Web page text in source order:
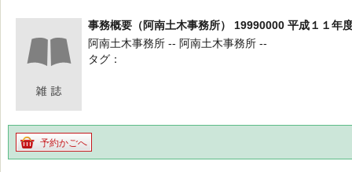
事務概要（阿南土木事務所） 19990000 平成１１年
阿南土木事務所 -- 阿南土木事務所 --
タグ
予約かごへ